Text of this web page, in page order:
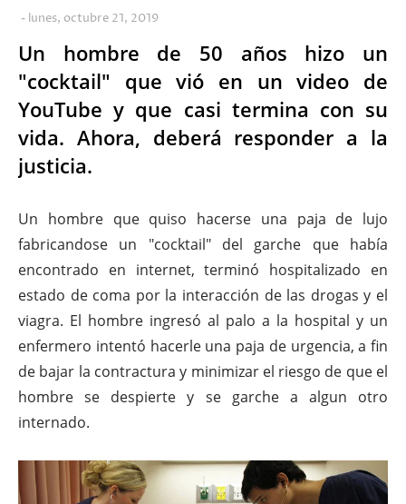
lunes, octubre 21, 2019
Un hombre de 50 años hizo un
"cocktail" que vió en un video de
YouTube y que casi termina con su
vida. Ahora, deberá responder a la
justicia.
Un hombre que quiso hacerse una paja de lujo
fabricandose un "cocktail" del garche que había
encontrado en internet, terminó hospitalizado en
estado de coma por la interacción de las drogas y el
viagra. El hombre ingresó al palo a la hospital y un
enfermero intentó hacerle una paja de urgencia, a fin
de bajar la contractura y minimizar el riesgo de que el
hombre se despierte y se garche a algun otro
internado.